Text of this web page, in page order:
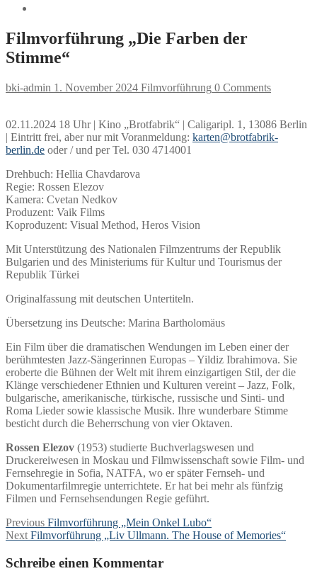
Filmvorführung „Die Farben der
Stimme“
bki-admin 1. November 2024 Filmvorführung 0 Comments
02.11.2024 18 Uhr | Kino „Brotfabrik“ | Caligaripl. 1, 13086 Berlin
| Eintritt frei, aber nur mit Voranmeldung: karten@brotfabrik-
berlin.de oder / und per Tel. 030 4714001
Drehbuch: Hellia Chavdarova
Regie: Rossen Elezov
Kamera: Cvetan Nedkov
Produzent: Vaik Films
Koproduzent: Visual Method, Heros Vision
Mit Unterstützung des Nationalen Filmzentrums der Republik
Bulgarien und des Ministeriums für Kultur und Tourismus der
Republik Türkei
Originalfassung mit deutschen Untertiteln.
Übersetzung ins Deutsche: Marina Bartholomäus
Ein Film über die dramatischen Wendungen im Leben einer der
berühmtesten Jazz-Sängerinnen Europas – Yildiz Ibrahimova. Sie
eroberte die Bühnen der Welt mit ihrem einzigartigen Stil, der die
Klänge verschiedener Ethnien und Kulturen vereint – Jazz, Folk,
bulgarische, amerikanische, türkische, russische und Sinti- und
Roma Lieder sowie klassische Musik. Ihre wunderbare Stimme
besticht durch die Beherrschung von vier Oktaven.
Rossen Elezov (1953) studierte Buchverlagswesen und
Druckereiwesen in Moskau und Filmwissenschaft sowie Film- und
Fernsehregie in Sofia, NATFA, wo er später Fernseh- und
Dokumentarfilmregie unterrichtete. Er hat bei mehr als fünfzig
Filmen und Fernsehsendungen Regie geführt.
Beitragsnavigation
Previous Previous
post:
Filmvorführung „Mein Onkel Lubo“
Next Next
Filmvorführung „Liv Ullmann. The House of Memories“
Schreibe einen Kommentar